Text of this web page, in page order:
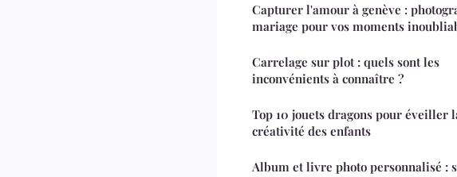
Capturer l'amour à genève :
mariage pour vos moments
Carrelage sur plot : quels sont les
inconvénients à connaître ?
Top 10 jouets dragons pour éveiller
créativité des enfants
Album et livre photo personnalisé :